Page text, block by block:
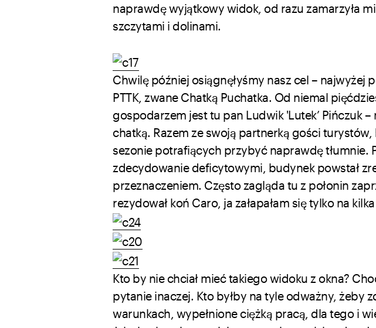
naprawdę wyjątkowy widok, od razu zamarzyła
szczytami i dolinami.
Chwilę później osiągnęłyśmy nasz cel – najwyżej
PTTK, zwane Chatką Puchatka. Od niemal
gospodarzem jest tu pan Ludwik 'Lutek’ Pińczuk
chatką. Razem ze swoją partnerką gości
sezonie potrafiących przybyć naprawdę tłumnie.
zdecydowanie deficytowymi, budynek powstał
przeznaczeniem. Często zagląda tu z połonin
rezydował koń Caro, ja załapałam się tylko na
Kto by nie chciał mieć takiego widoku z okna?
pytanie inaczej. Kto byłby na tyle odważny, żeby
warunkach, wypełnione ciężką pracą, dla tego i